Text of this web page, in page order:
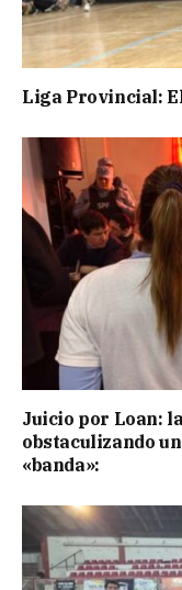
Liga Provincial:
Juicio por Loan:
obstaculizando
«banda»: